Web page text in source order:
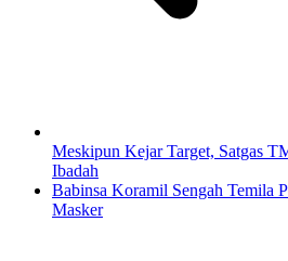
Meskipun Kejar Target, Satgas
Ibadah
Babinsa Koramil Sengah Temila
Masker